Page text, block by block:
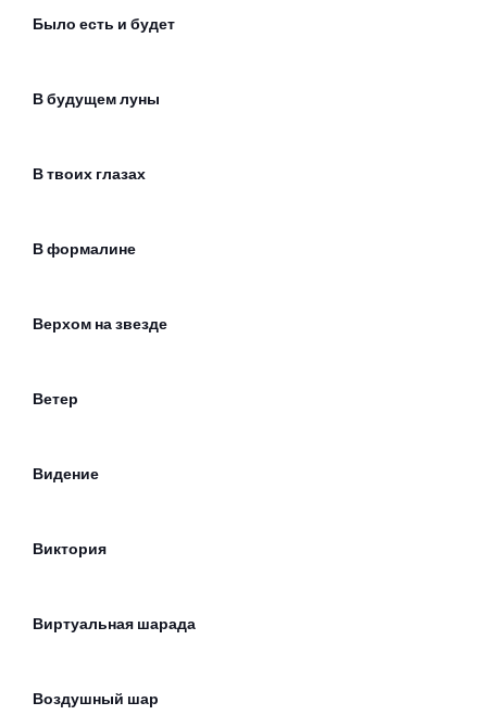
Было есть и будет
В будущем луны
В твоих глазах
В формалине
Верхом на звезде
Ветер
Видение
Виктория
Виртуальная шарада
Воздушный шар